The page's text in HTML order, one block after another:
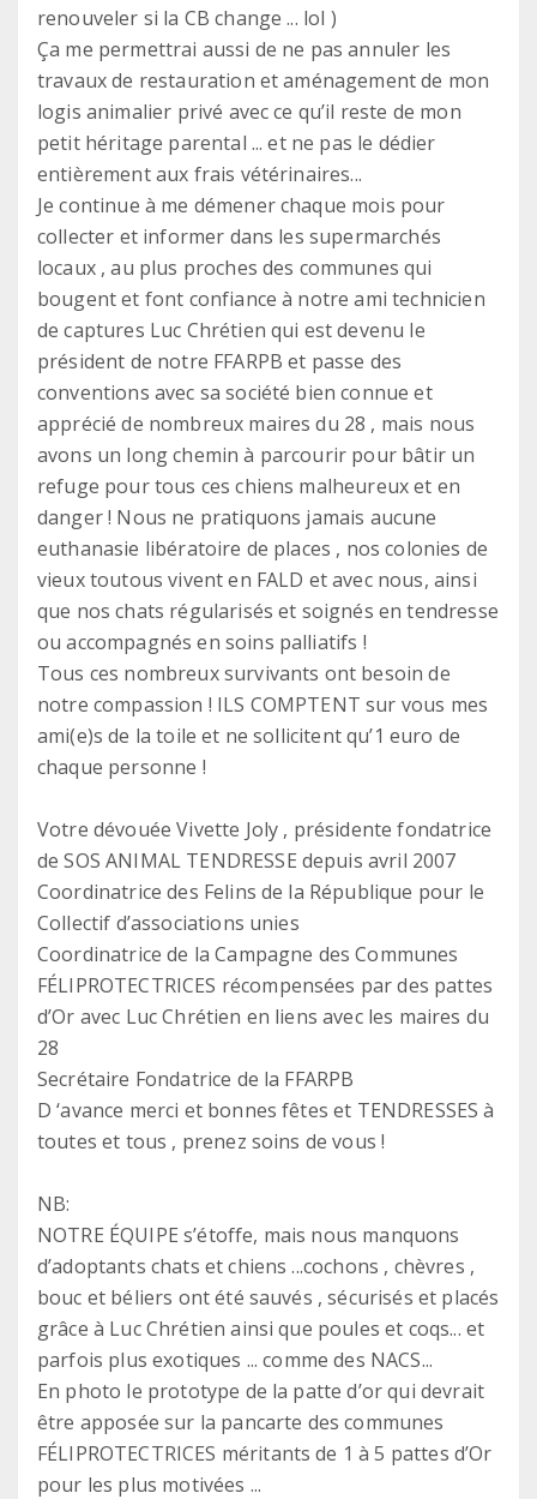
renouveler si la CB change ... lol )
Ça me permettrai aussi de ne pas annuler les
travaux de restauration et aménagement de mon
logis animalier privé avec ce qu’il reste de mon
petit héritage parental ... et ne pas le dédier
entièrement aux frais vétérinaires...
Je continue à me démener chaque mois pour
collecter et informer dans les supermarchés
locaux , au plus proches des communes qui
bougent et font confiance à notre ami technicien
de captures Luc Chrétien qui est devenu le
président de notre FFARPB et passe des
conventions avec sa société bien connue et
apprécié de nombreux maires du 28 , mais nous
avons un long chemin à parcourir pour bâtir un
refuge pour tous ces chiens malheureux et en
danger ! Nous ne pratiquons jamais aucune
euthanasie libératoire de places , nos colonies de
vieux toutous vivent en FALD et avec nous, ainsi
que nos chats régularisés et soignés en tendresse
ou accompagnés en soins palliatifs !
Tous ces nombreux survivants ont besoin de
notre compassion ! ILS COMPTENT sur vous mes
ami(e)s de la toile et ne sollicitent qu’1 euro de
chaque personne !
Votre dévouée Vivette Joly , présidente fondatrice
de SOS ANIMAL TENDRESSE depuis avril 2007
Coordinatrice des Felins de la République pour le
Collectif d’associations unies
Coordinatrice de la Campagne des Communes
FÉLIPROTECTRICES récompensées par des pattes
d’Or avec Luc Chrétien en liens avec les maires du
28
Secrétaire Fondatrice de la FFARPB
D ‘avance merci et bonnes fêtes et TENDRESSES à
toutes et tous , prenez soins de vous !
NB:
NOTRE ÉQUIPE s’étoffe, mais nous manquons
d’adoptants chats et chiens ...cochons , chèvres ,
bouc et béliers ont été sauvés , sécurisés et placés
grâce à Luc Chrétien ainsi que poules et coqs... et
parfois plus exotiques ... comme des NACS...
En photo le prototype de la patte d’or qui devrait
être apposée sur la pancarte des communes
FÉLIPROTECTRICES méritants de 1 à 5 pattes d’Or
pour les plus motivées ...